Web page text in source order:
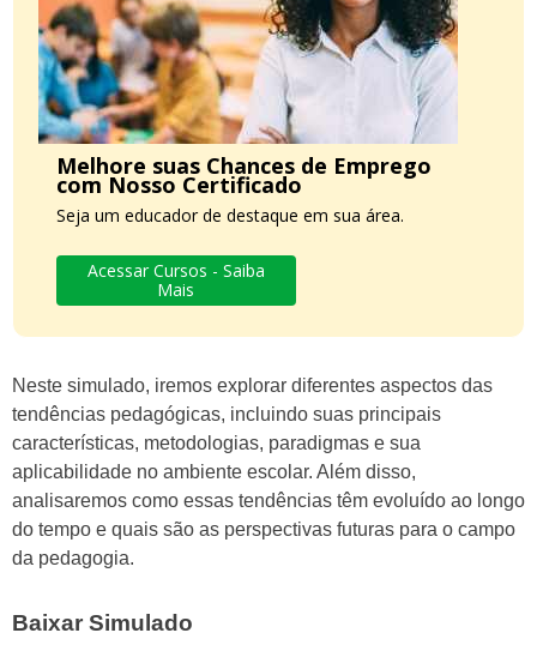
Melhore suas Chances de Emprego
com Nosso Certificado
Seja um educador de destaque em sua área.
Acessar Cursos - Saiba
Mais
Neste simulado, iremos explorar diferentes aspectos das
tendências pedagógicas, incluindo suas principais
características, metodologias, paradigmas e sua
aplicabilidade no ambiente escolar. Além disso,
analisaremos como essas tendências têm evoluído ao longo
do tempo e quais são as perspectivas futuras para o campo
da pedagogia.
Baixar Simulado